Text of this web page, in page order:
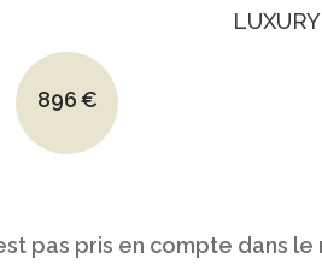
Le prix initial était : 1390€.
896€
Le prix actuel est : 896€.
pas pris en compte dans